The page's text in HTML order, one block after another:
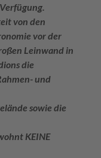
von den
vor der
Leinwand in
die
und
sowie die
KEINE